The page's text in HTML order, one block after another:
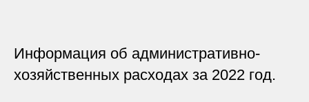
Информация об административно-
хозяйственных расходах за 2022 год.